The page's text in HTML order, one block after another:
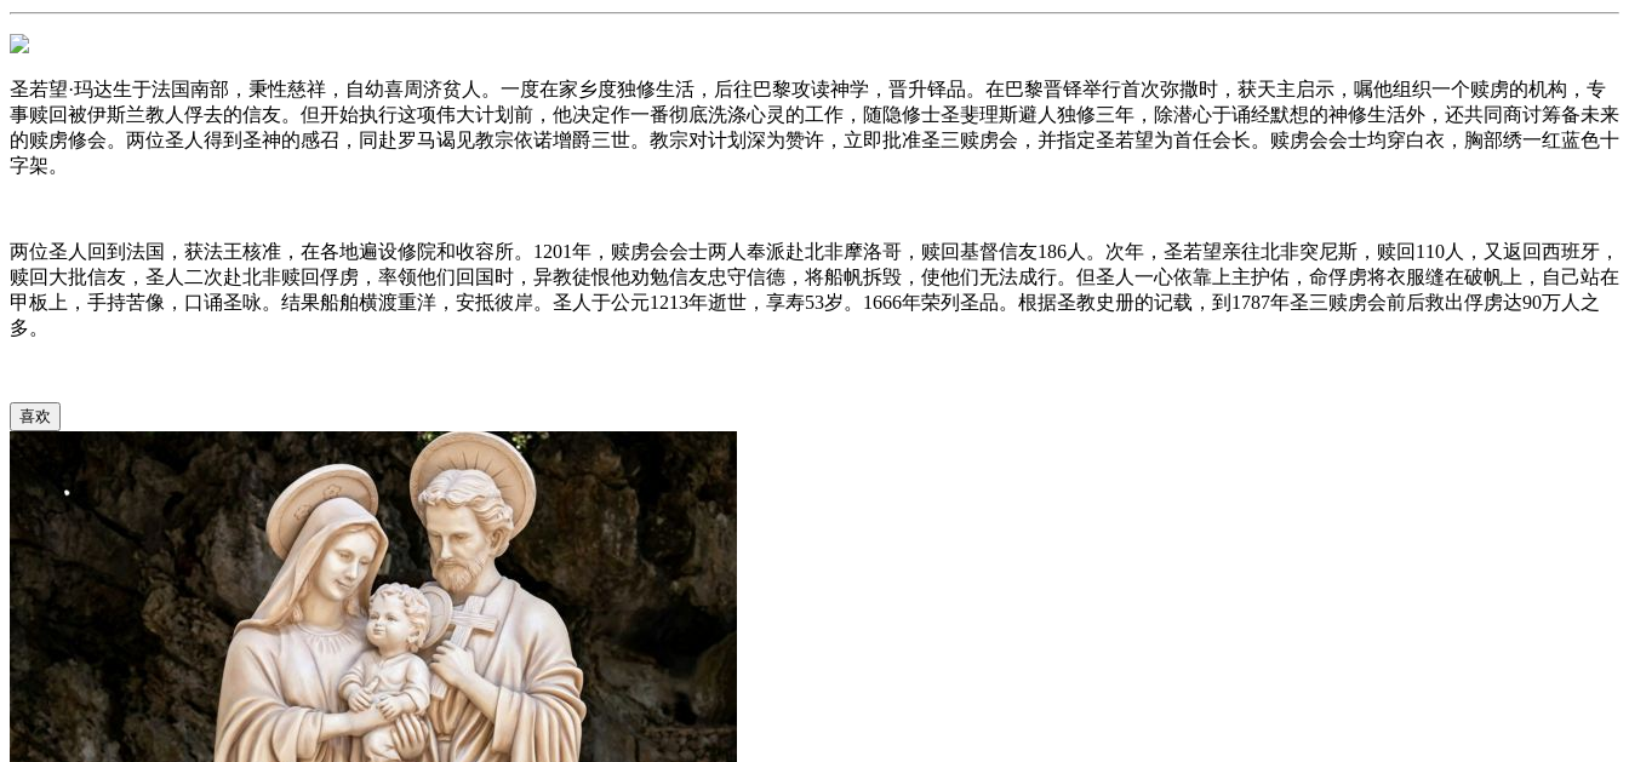
圣若望·玛达生于法国南部，秉性慈祥，自幼喜周济贫人。一度在家乡度独修生活，后往巴黎攻读神学，晋升铎品。在巴黎晋铎举行首次弥撒时，获天主启示，嘱他组织一个赎虏的机构，专
事赎回被伊斯兰教人俘去的信友。但开始执行这项伟大计划前，他决定作一番彻底洗涤心灵的工作，随隐修士圣斐理斯避人独修三年，除潜心于诵经默想的神修生活外，还共同商讨筹备未来
的赎虏修会。两位圣人得到圣神的感召，同赴罗马谒见教宗依诺增爵三世。教宗对计划深为赞许，立即批准圣三赎虏会，并指定圣若望为首任会长。赎虏会会士均穿白衣，胸部绣一红蓝色十
字架。
两位圣人回到法国，获法王核准，在各地遍设修院和收容所。1201年，赎虏会会士两人奉派赴北非摩洛哥，赎回基督信友186人。次年，圣若望亲往北非突尼斯，赎回110人，又返回西班牙，
赎回大批信友，圣人二次赴北非赎回俘虏，率领他们回国时，异教徒恨他劝勉信友忠守信德，将船帆拆毁，使他们无法成行。但圣人一心依靠上主护佑，命俘虏将衣服缝在破帆上，自己站在
甲板上，手持苦像，口诵圣咏。结果船舶横渡重洋，安抵彼岸。圣人于公元1213年逝世，享寿53岁。1666年荣列圣品。根据圣教史册的记载，到1787年圣三赎虏会前后救出俘虏达90万人之
多。
喜欢